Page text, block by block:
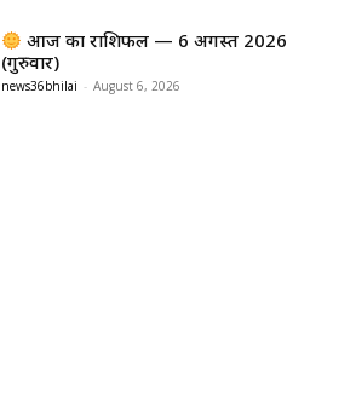
आज का राशिफल — 6 अगस्त 2026
(गुरुवार)
news36bhilai - August 6, 2026